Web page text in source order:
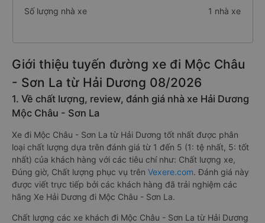
Số lượng nhà xe 1 nhà xe
Giới thiệu tuyến đường xe đi Mộc Châu
- Sơn La từ Hải Dương 08/2026
1. Về chất lượng, review, đánh giá nhà xe Hải Dương
Mộc Châu - Sơn La
Xe đi Mộc Châu - Sơn La từ Hải Dương tốt nhất được phân
loại chất lượng dựa trên đánh giá từ 1 đến 5 (1: tệ nhất, 5: tốt
nhất) của khách hàng với các tiêu chí như: Chất lượng xe,
Đúng giờ, Chất lượng phục vụ trên Vexere.com. Đánh giá này
được viết trực tiếp bởi các khách hàng đã trải nghiệm các
hãng Xe Hải Dương đi Mộc Châu - Sơn La.
Chất lượng các xe khách đi Mộc Châu - Sơn La từ Hải Dương